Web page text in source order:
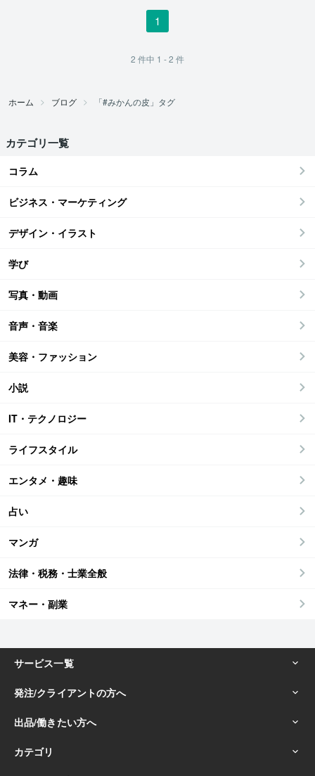
1
2 件中 1 - 2 件
ホーム ブログ 「#みかんの皮」タグ
カテゴリ一覧
コラム
ビジネス・マーケティング
デザイン・イラスト
学び
写真・動画
音声・音楽
美容・ファッション
小説
IT・テクノロジー
ライフスタイル
エンタメ・趣味
占い
マンガ
法律・税務・士業全般
マネー・副業